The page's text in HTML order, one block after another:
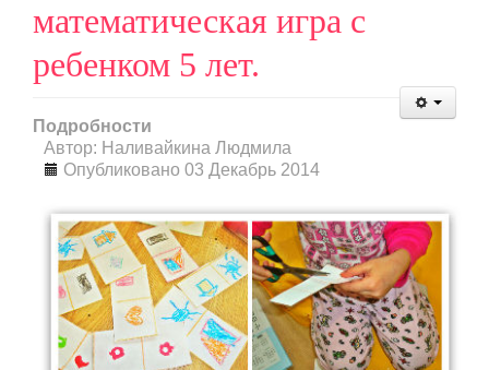
математическая игра с
ребенком 5 лет.
Подробности
Автор: Наливайкина Людмила
Опубликовано 03 Декабрь 2014